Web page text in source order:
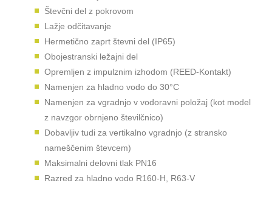
Števčni del z pokrovom
Lažje odčitavanje
Hermetično zaprt števni del (IP65)
Obojestranski ležajni del
Opremljen z impulznim izhodom (REED-Kontakt)
Namenjen za hladno vodo do 30°C
Namenjen za vgradnjo v vodoravni položaj (kot model
z navzgor obrnjeno številčnico)
Dobavljiv tudi za vertikalno vgradnjo (z stransko
nameščenim števcem)
Maksimalni delovni tlak PN16
Razred za hladno vodo R160-H, R63-V